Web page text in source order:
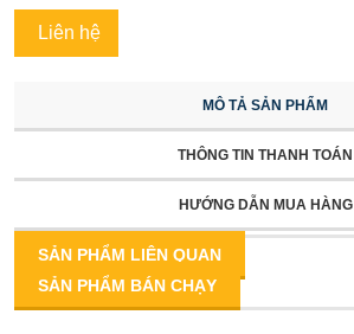
Liên hệ
MÔ TẢ SẢN PHẨM
THÔNG TIN THANH TOÁN
HƯỚNG DẪN MUA HÀNG
SẢN PHẨM LIÊN QUAN
SẢN PHẨM BÁN CHẠY